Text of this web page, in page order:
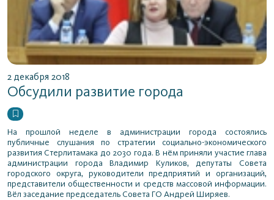
2 декабря 2018
Обсудили развитие города
На прошлой неделе в администрации города состоялись
публичные слушания по стратегии социально-экономического
развития Стерлитамака до 2030 года. В нём приняли участие глава
администрации города Владимир Куликов, депутаты Совета
городского округа, руководители предприятий и организаций,
представители общественности и средств массовой информации.
Вёл заседание председатель Совета ГО Андрей Ширяев.